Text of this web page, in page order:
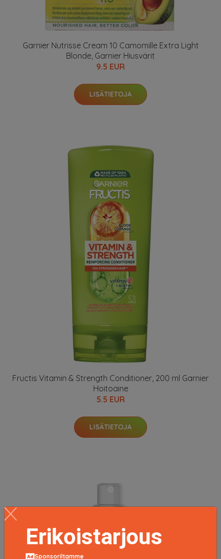
Garnier Nutrisse Cream 10 Camomille Extra Light
Blonde, Garnier Hiusvärit
9.5 EUR
LISÄTIETOJA
Fructis Vitamin & Strength Conditioner, 200 ml Garnier
Hoitoaine
5.5 EUR
LISÄTIETOJA
Erikoistarjous
Sponsoriltamme